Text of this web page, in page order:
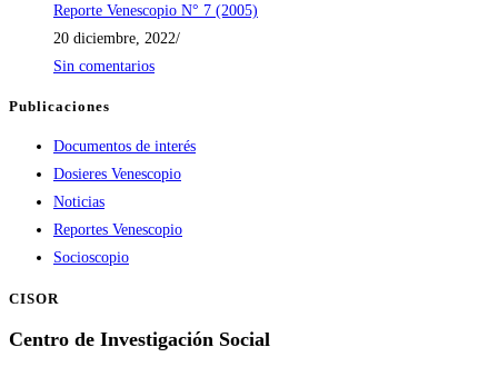
Reporte Venescopio N° 7 (2005)
20 diciembre, 2022/
Sin comentarios
Publicaciones
Documentos de interés
Dosieres Venescopio
Noticias
Reportes Venescopio
Socioscopio
CISOR
Centro de Investigación Social